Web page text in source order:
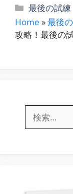
カ
テ
ゴ
最後の試練
Home »最後
攻略！最後の
索: